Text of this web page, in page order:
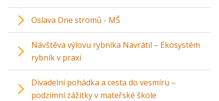
Oslava Dne stromů - MŠ
Návštěva výlovu rybníka Navrátil – Ekosystém
rybník v praxi
Divadelní pohádka a cesta do vesmíru –
podzimní zážitky v mateřské škole